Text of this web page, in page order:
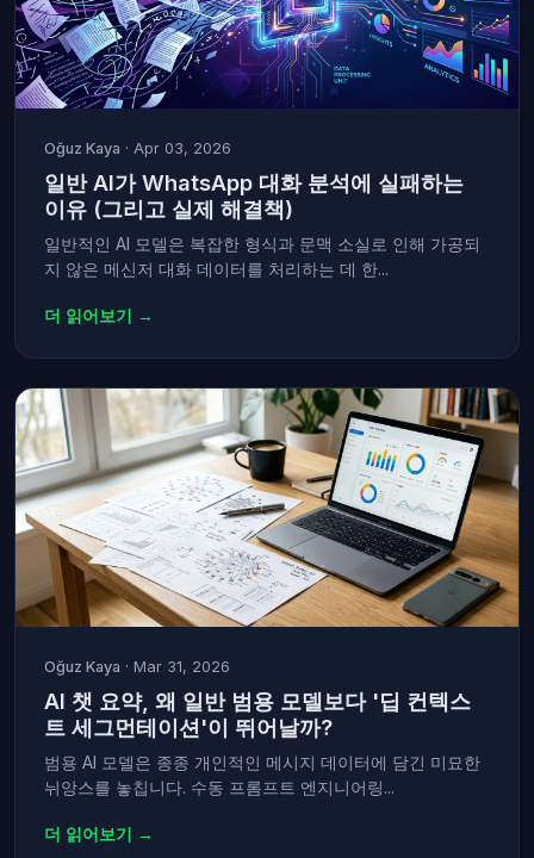
Oğuz Kaya · Apr 03, 2026
일반 AI가 WhatsApp 대화 분석에 실패하는
이유 (그리고 실제 해결책)
일반적인 AI 모델은 복잡한 형식과 문맥 소실로 인해 가공되
지 않은 메신저 대화 데이터를 처리하는 데 한...
더 읽어보기 →
Oğuz Kaya · Mar 31, 2026
AI 챗 요약, 왜 일반 범용 모델보다 '딥 컨텍스
트 세그먼테이션'이 뛰어날까?
범용 AI 모델은 종종 개인적인 메시지 데이터에 담긴 미묘한
뉘앙스를 놓칩니다. 수동 프롬프트 엔지니어링...
더 읽어보기 →